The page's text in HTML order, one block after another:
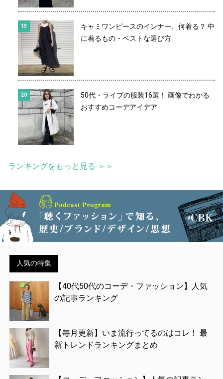
キャミワンピースのインナー、何着る？ 中
に着るもの・ベストな選び方
50代・ライブの服装16選！ 画像でわかる
おすすめコーデアイデア
ランキングをもっと見る ＞＞
人気の特集
【40代50代のコーデ・ファッション】人気
の記事ランキング
【毎月更新】いま流行ってるのはコレ！ 最
新トレンドランキングまとめ